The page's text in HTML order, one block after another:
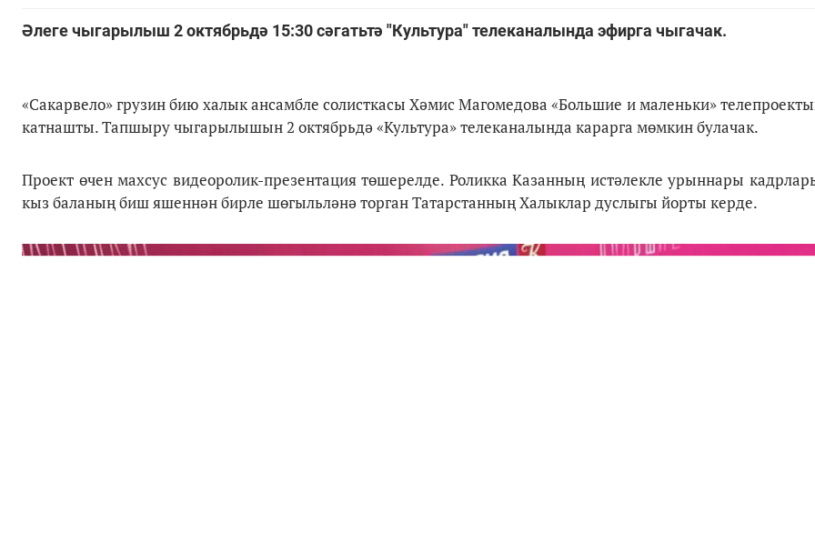
Әлеге чыгарылыш 2 октябрьдә 15:30 сәгатьтә "Культура" телеканалында эфирга чыгачак.
«Сакарвело» грузин бию халык ансамбле солисткасы Хәмис Магомедова «Большие и маленьки»
катнашты. Тапшыру чыгарылышын 2 октябрьдә «Культура» телеканалында карарга мөмкин булачак.
Проект өчен махсус видеоролик-презентация төшерелде. Роликка Казанның истәлекле урыннары
кыз баланың биш яшеннән бирле шөгыльләнә торган Татарстанның Халыклар дуслыгы йорты керде.